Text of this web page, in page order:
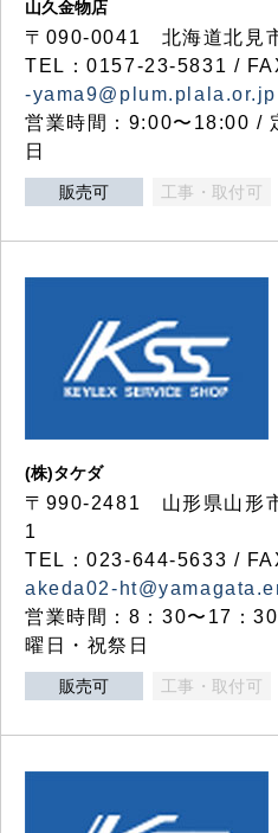
山久金物店
〒090-0041 北海道北見
TEL：0157-23-5831 /
-yama9@plum.plala.or.jp
営業時間：9:00〜18:00 /
日
販売可 工事・取付可
(株)タケダ
〒990-2481 山形県山形
1
TEL：023-644-5633 /
akeda02-
営業時間：8：30〜17：
曜日・祝祭日
販売可 工事・取付可